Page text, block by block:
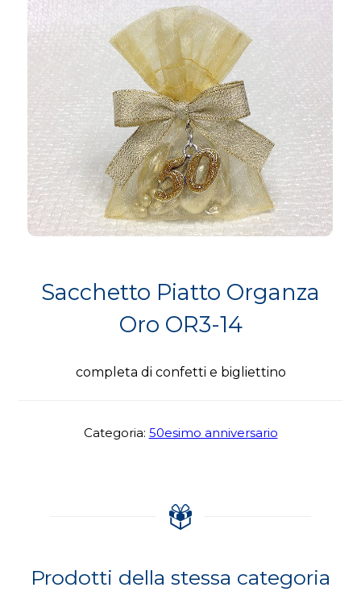
Sacchetto Piatto Organza
Oro OR3-14
completa di confetti e bigliettino
Categoria: 50esimo anniversario
Prodotti della stessa categoria